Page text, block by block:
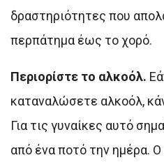
δραστηριότητες που
περπάτημα έως το χορό.
Περιορίστε το αλκοόλ.
καταναλώσετε αλκοόλ,
Για τις γυναίκες αυτό
από ένα ποτό την ημέρα.